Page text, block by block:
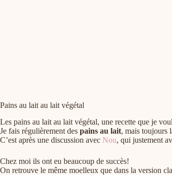
Pains au lait au lait végétal
Les pains au lait au lait végétal, une recette que je
Je fais régulièrement des pains au lait, mais toujours
C’est après une discussion avec Nou, qui justement
Chez moi ils ont eu beaucoup de succès!
On retrouve le même moelleux que dans la version